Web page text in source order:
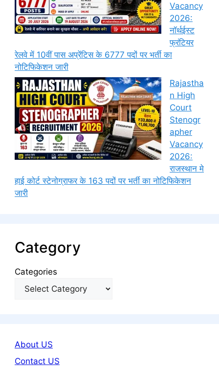
Vacancy
2026:
नॉर्थईस्ट
फ्रंटियर
रेलवे में 10वीं पास अप्रेंटिस के 6777 पदों पर भर्ती का
नोटिफिकेशन जारी
Rajastha
n High
Court
Stenogr
apher
Vacancy
2026:
राजस्थान मे
हाई कोर्ट स्टेनोग्राफर के 163 पदों पर भर्ती का नोटिफिकेशन
जारी
Category
Categories
About US
Contact US